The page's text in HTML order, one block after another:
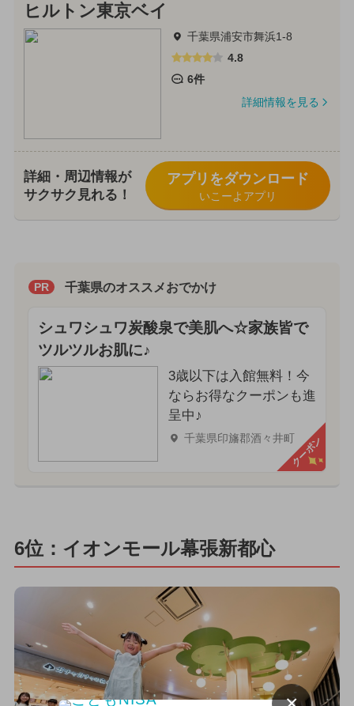
ヒルトン東京ベイ
千葉県浦安市舞浜1-8
4.8
6件
詳細情報を見る
詳細・周辺情報が
サクサク見れる！
アプリをダウンロード
いこーよアプリ
PR 千葉県のオススメおでかけ
シュワシュワ炭酸泉で美肌へ☆家族皆で
ツルツルお肌に♪
3歳以下は入館無料！今
ならお得なクーポンも進
呈中♪
千葉県印旛郡酒々井町クーポン
6位：イオンモール幕張新都心